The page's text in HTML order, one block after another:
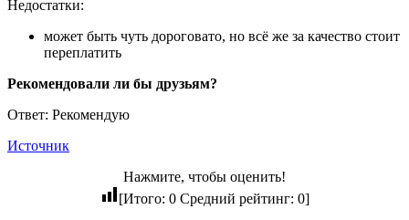
Недостатки:
может быть чуть дороговато, но всё же за качество стоит
переплатить
Рекомендовали ли бы друзьям?
Ответ: Рекомендую
Источник
Нажмите, чтобы оценить!
[Итого: 0Средний рейтинг: 0]